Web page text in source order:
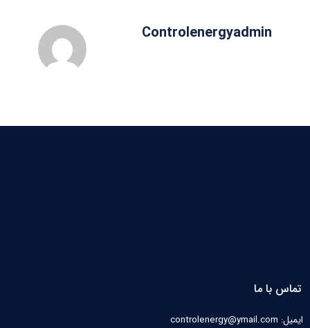
Controlenergyadmin
تماس با ما
ایمیل: controlenergy@ymail.com